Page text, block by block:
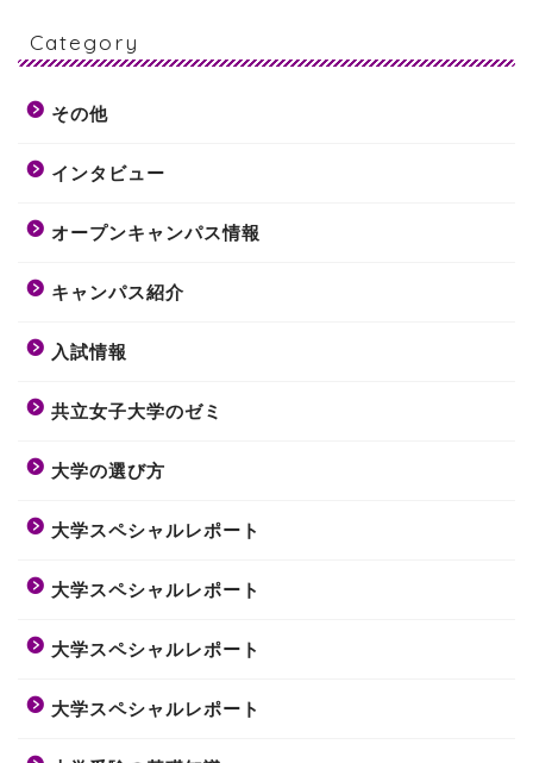
Category
その他
インタビュー
オープンキャンパス情報
キャンパス紹介
入試情報
共立女子大学のゼミ
大学の選び方
大学スペシャルレポート
大学スペシャルレポート
大学スペシャルレポート
大学スペシャルレポート